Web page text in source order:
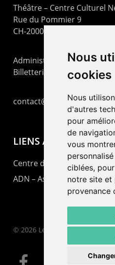
Nous
cookies
Nous
d'autres
pour
de
vous
ciblées,
notre site et
provenance
Théâtre – Centre Culturel
Rue du Pommier 9
CH-2000 Neuchâtel
Administration : +41 32 725
Billetterie : +41 32 725 05 05
contact@lepommier.ch
LIENS AMIS
Centre de culture ABC
ADN – Association Danse
© 2026 Le Pommier.
facebook email